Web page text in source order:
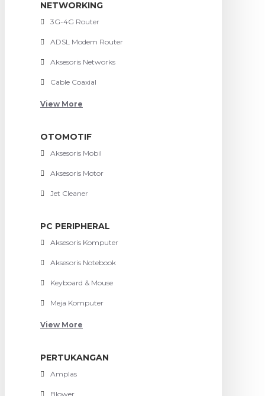
NETWORKING
3G-4G Router
ADSL Modem Router
Aksesoris Networks
Cable Coaxial
View More
OTOMOTIF
Aksesoris Mobil
Aksesoris Motor
Jet Cleaner
PC PERIPHERAL
Aksesoris Komputer
Aksesoris Notebook
Keyboard & Mouse
Meja Komputer
View More
PERTUKANGAN
Amplas
Blower